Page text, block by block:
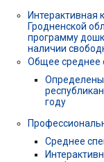
Интерактивная
Гродненской
программу
наличии
Общее среднее
Определены
году
Среднее